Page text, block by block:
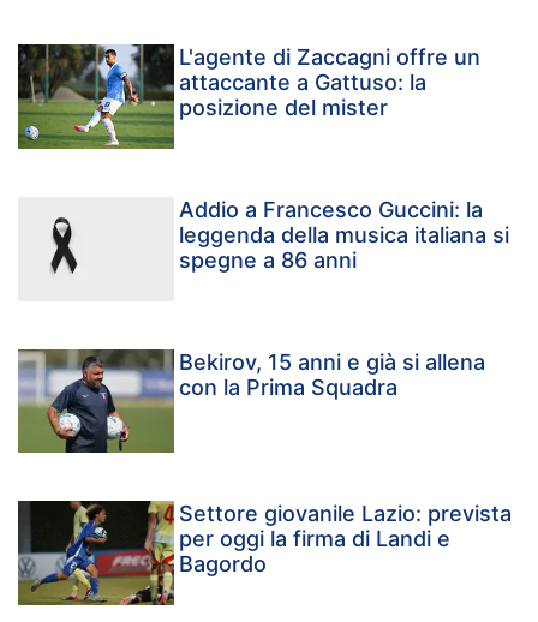
L'agente di Zaccagni offre un
attaccante a Gattuso: la
posizione del mister
Addio a Francesco Guccini: la
leggenda della musica italiana si
spegne a 86 anni
Bekirov, 15 anni e già si allena
con la Prima Squadra
Settore giovanile Lazio: prevista
per oggi la firma di Landi e
Bagordo